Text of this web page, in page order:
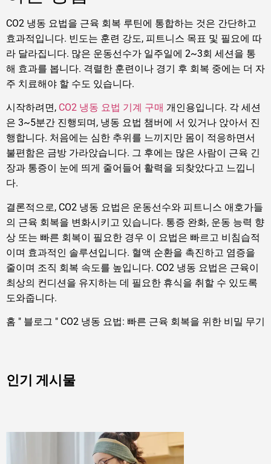
CO2 냉동 요법을 근육 회복 루틴에 통합하는 것은 간단하고
효과적입니다. 빈도는 훈련 강도, 피트니스 목표 및 필요에 따
라 달라집니다. 많은 운동선수가 일주일에 2~3회 세션을 통
해 효과를 봅니다. 격렬한 훈련이나 경기 후 회복 중에는 더 자
주 치료해야 할 수도 있습니다.
시작하려면, CO2 냉동 요법 기계 구매 개인용입니다. 각 세션
은 3~5분간 진행되며, 냉동 요법 챔버에 서 있거나 앉아서 진
행합니다. 처음에는 심한 추위를 느끼지만 몸이 적응하면서
불편함은 금방 가라앉습니다. 그 후에는 많은 사람이 근육 긴
장과 통증이 눈에 띄게 줄어들어 활력을 되찾았다고 느낍니
다.
결론적으로, CO2 냉동 요법은 운동선수와 피트니스 애호가들
의 근육 회복을 변화시키고 있습니다. 통증 완화, 운동 능력 향
상 또는 빠른 회복이 필요한 경우 이 요법은 빠르고 비침습적
이며 효과적인 솔루션입니다. 혈액 순환을 촉진하고 염증을
줄이며 조직 회복 속도를 높입니다. CO2 냉동 요법은 근육이
최상의 컨디션을 유지하는 데 필요한 휴식을 취할 수 있도록
도와줍니다.
홈 " 블로그 " CO2 냉동 요법: 빠른 근육 회복을 위한 비밀 무기
인기 게시물